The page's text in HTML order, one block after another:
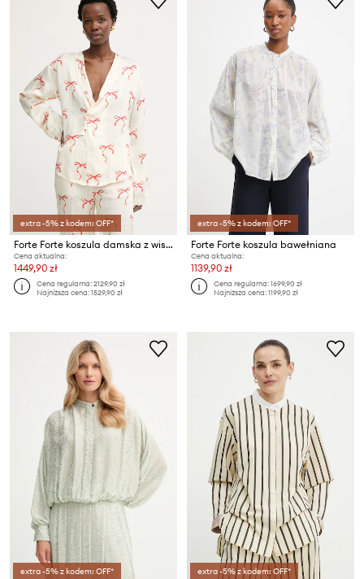
extra -5% z kodem: OFF*
Forte Forte koszula damska z wiskozy
Cena aktualna:
1449,90 zł
Cena regularna:2129,90 zł
Najniższa cena:1529,90 zł
extra -5% z kodem: OFF*
Forte Forte koszula bawełniana
Cena aktualna:
1139,90 zł
Cena regularna:1699,90 zł
Najniższa cena:1199,90 zł
extra -5% z kodem: OFF* extra -5% z kodem: OFF*